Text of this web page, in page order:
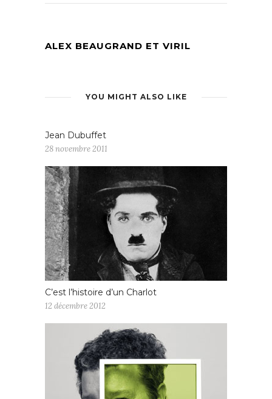
ALEX BEAUGRAND ET VIRIL
YOU MIGHT ALSO LIKE
Jean Dubuffet
28 novembre 2011
C’est l’histoire d’un Charlot
12 décembre 2012